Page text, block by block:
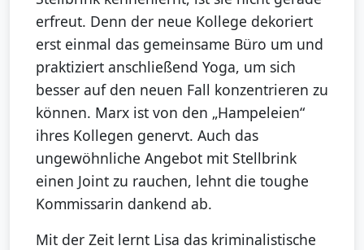
erfreut. Denn der neue Kollege dekoriert
erst einmal das gemeinsame Büro um und
praktiziert anschließend Yoga, um sich
besser auf den neuen Fall konzentrieren zu
können. Marx ist von den „Hampeleien“
ihres Kollegen genervt. Auch das
ungewöhnliche Angebot mit Stellbrink
einen Joint zu rauchen, lehnt die toughe
Kommissarin dankend ab.
Mit der Zeit lernt Lisa das kriminalistische